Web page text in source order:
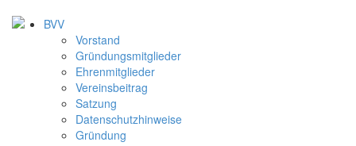
BVV
Vorstand
Gründungsmitglieder
Ehrenmitglieder
Vereinsbeitrag
Satzung
Datenschutzhinweise
Gründung